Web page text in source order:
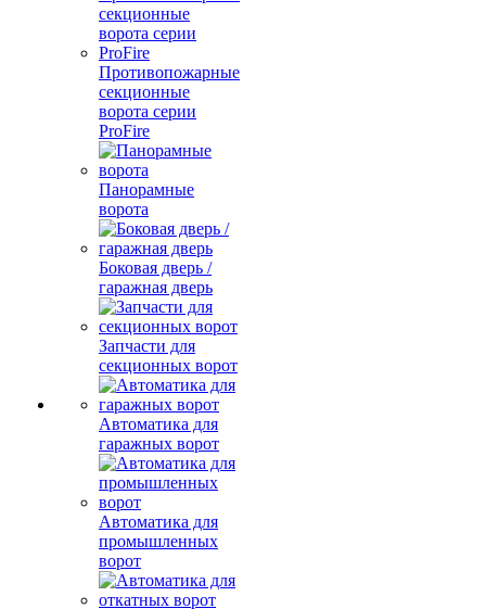
Противопожарные
секционные
ворота серии
ProFire
Панорамные
ворота
Боковая дверь /
гаражная дверь
Запчасти для
секционных ворот
Автоматика для
гаражных ворот
Автоматика для
промышленных
ворот